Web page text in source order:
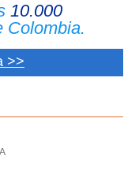
10.000
Colombia.
>>